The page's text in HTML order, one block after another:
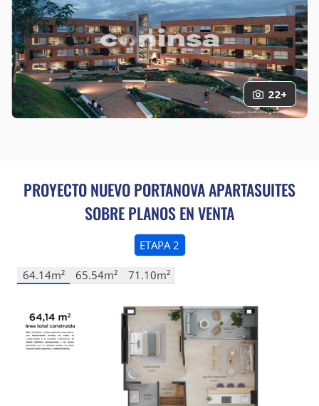
demás normatividad aplicable, entre otros, a dar
respuesta o no a las preguntas que traten sobre datos
sensibles o sobre los datos de las niñas, niños y
adolescente.
CONINSA me ha informado que en el
link:https://www.coninsa.co/politica-de-tratamiento-
de-datos-personales-de-coninsa-ramon-h-sa,puedo
leer su Política en Materia de Protección de Datos
Personales y solicitar la actualización o remoción de mis
22+
PROYECTO NUEVOPORTANOVA APARTASUITES
SOBRE PLANOS EN VENTA
ETAPA 2
64.14m² 65.54m² 71.10m²